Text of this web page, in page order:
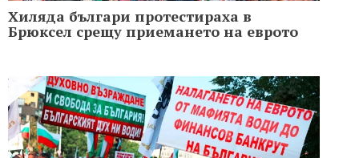
Хиляда българи протестираха в
Брюксел срещу приемането на еврото